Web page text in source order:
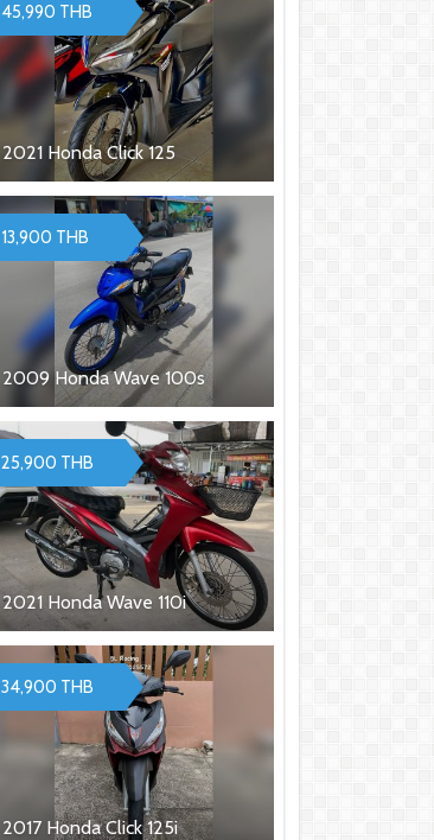
2021 Honda Click 125
45,990 THB
2009 Honda Wave 100s
13,900 THB
2021 Honda Wave 110i
25,900 THB
2017 Honda Click 125i
34,900 THB